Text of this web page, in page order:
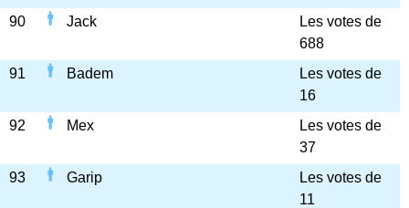
90
Jack
Les votes de
688
91
Badem
Les votes de
16
92
Mex
Les votes de
37
93
Garip
Les votes de
11